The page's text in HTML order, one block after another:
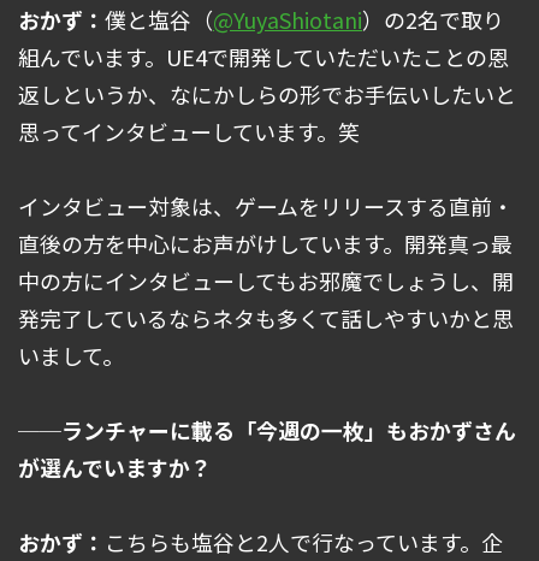
おかず： 僕と塩谷（@YuyaShiotani）の2名で取り
組んでいます。UE4で開発していただいたことの恩
返しというか、なにかしらの形でお手伝いしたいと
思ってインタビューしています。笑
インタビュー対象は、ゲームをリリースする直前・
直後の方を中心にお声がけしています。開発真っ最
中の方にインタビューしてもお邪魔でしょうし、開
発完了しているならネタも多くて話しやすいかと思
いまして。
──ランチャーに載る「今週の一枚」もおかずさん
が選んでいますか？
おかず： こちらも塩谷と2人で行なっています。企